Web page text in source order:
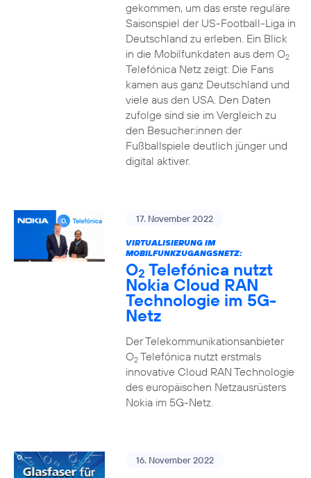
gekommen, um das erste reguläre
Saisonspiel der US-Football-Liga in
Deutschland zu erleben. Ein Blick
in die Mobilfunkdaten aus dem O2
Telefónica Netz zeigt: Die Fans
kamen aus ganz Deutschland und
viele aus den USA. Den Daten
zufolge sind sie im Vergleich zu
den Besucher:innen der
Fußballspiele deutlich jünger und
digital aktiver.
17. November 2022
VIRTUALISIERUNG IM
MOBILFUNKZUGANGSNETZ:
O2 Telefónica nutzt
Nokia Cloud RAN
Technologie im 5G-
Netz
Der Telekommunikationsanbieter
O2Telefónica nutzt erstmals
innovative Cloud RAN Technologie
des europäischen Netzausrüsters
Nokia im 5G-Netz.
16. November 2022